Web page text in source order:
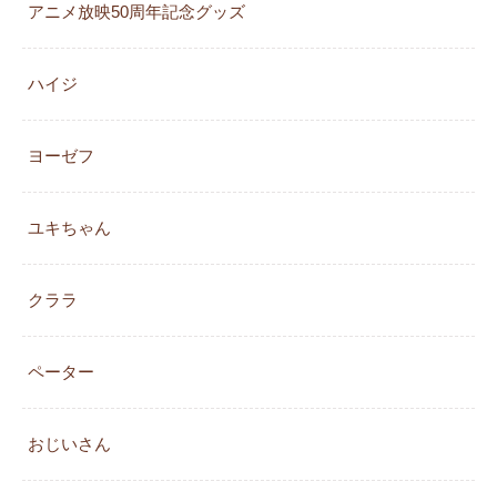
アニメ放映50周年記念グッズ
ハイジ
ヨーゼフ
ユキちゃん
クララ
ペーター
おじいさん